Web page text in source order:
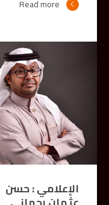
Read more
الإعلامي : حسن